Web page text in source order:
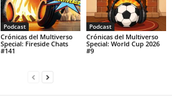
Podcast
Crónicas del Multiverso
Special: Fireside Chats
#141
Podcast
Crónicas del Multiverso
Special: World Cup 2026
#9